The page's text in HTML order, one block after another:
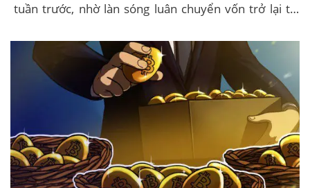
tuần trước, nhờ làn sóng luân chuyển vốn trở lại thị